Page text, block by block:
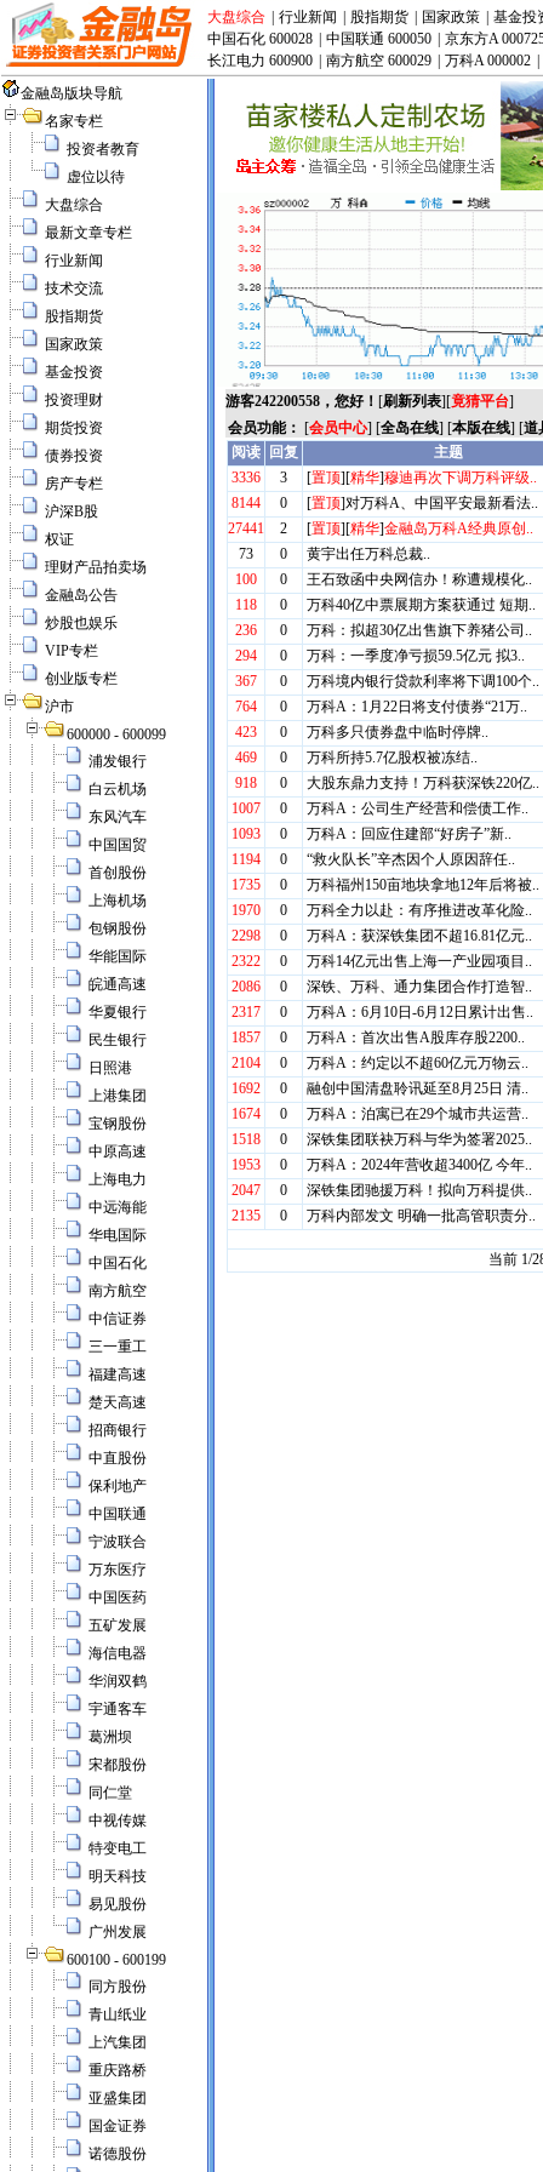
大盘综合 行业新闻 股指期货 国家政策
基金投
中国石化 600028
中国联通 600050
京东方A
长江电力 600900
南方航空 600029 万科A 000002
金融岛版块导航
名家专栏
投资者教育
虚位以待
大盘综合
最新文章专栏
行业新闻
技术交流
股指期货
国家政策
基金投资
投资理财
期货投资
债券投资
房产专栏
沪深B股
权证
理财产品拍卖场
金融岛公告
炒股也娱乐
VIP专栏
创业版专栏
沪市
600000 - 600099
浦发银行
白云机场
东风汽车
中国国贸
首创股份
上海机场
包钢股份
华能国际
皖通高速
华夏银行
民生银行
日照港
上港集团
宝钢股份
中原高速
上海电力
中远海能
华电国际
中国石化
南方航空
中信证券
三一重工
福建高速
楚天高速
招商银行
中直股份
保利地产
中国联通
宁波联合
万东医疗
中国医药
五矿发展
海信电器
华润双鹤
宇通客车
葛洲坝
宋都股份
同仁堂
中视传媒
特变电工
明天科技
易见股份
广州发展
600100 - 600199
同方股份
青山纸业
上汽集团
重庆路桥
亚盛集团
国金证券
诺德股份
游客242200558，您好！ [刷新列表][竟猜平台]
会员功能： [会员中心] [全岛在线] [本版在线] [道